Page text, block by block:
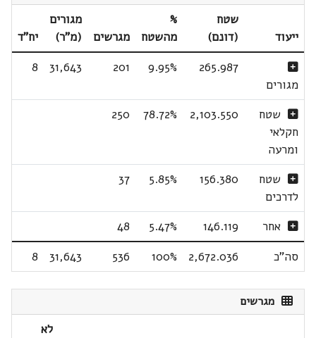
ייעוד
שטח
(דונם)
%
מהשטח
מגרשים
מגורים
(מ"ר)
יח"ד
מגורים
265.987
9.95%
201
31,643
8
שטח
חקלאי
ומרעה
2,103.550
78.72%
250
שטח
לדרכים
156.380
5.85%
37
אחר 146.119
5.47%
48
סה"כ
2,672.036
100%
536
31,643
8
מגרשים
לא